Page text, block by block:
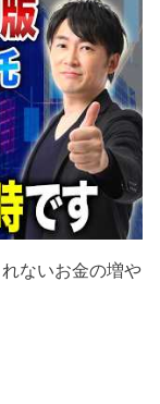
ら↓
信託の選び方▼
ないお金の増や